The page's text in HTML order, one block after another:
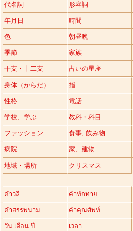
代名詞 形容詞
年月日 時間
色 朝昼晩
季節 家族
干支・十二支 占いの星座
身体（からだ） 指
性格 電話
学校、学ぶ 教科・科目
ファッション 食事, 飲み物
病院 家、建物
地域・場所 クリスマス
คำวลี คำทักทาย
คำสรรพนาม คำคุณศัพท์
วัน เดือน ปี เวลา